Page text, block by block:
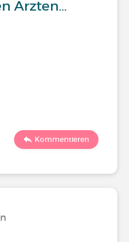
Ärzten…
Kommentieren